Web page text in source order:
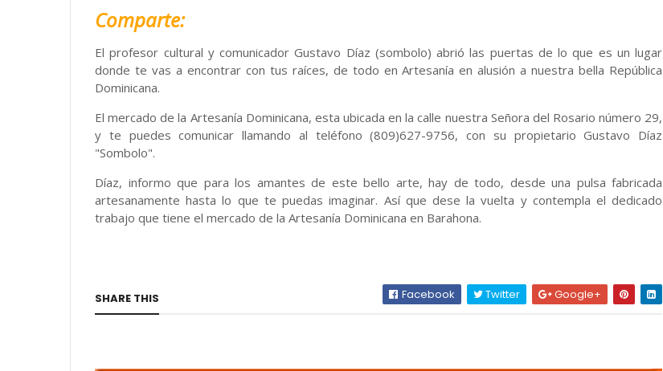
Comparte:
El profesor cultural y comunicador Gustavo Díaz (sombolo) abrió las puertas de lo que es un lugar
donde te vas a encontrar con tus raíces, de todo en Artesanía en alusión a nuestra bella República
Dominicana.
El mercado de la Artesanía Dominicana, esta ubicada en la calle nuestra Señora del Rosario número 29,
y te puedes comunicar llamando al teléfono (809)627-9756, con su propietario Gustavo Díaz
"Sombolo".
Díaz, informo que para los amantes de este bello arte, hay de todo, desde una pulsa fabricada
artesanamente hasta lo que te puedas imaginar. Así que dese la vuelta y contempla el dedicado
trabajo que tiene el mercado de la Artesanía Dominicana en Barahona.
SHARE THIS Facebook Twitter Google+